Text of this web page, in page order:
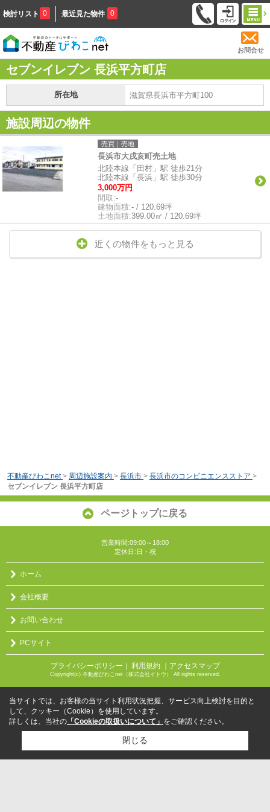
検討リスト 0 最近見た物件 0
お問合せ
セブンイレブン 長浜平方町店
所在地 滋賀県長浜市平方町100
施設周辺の物件
売買｜売地
長浜市大戌亥町売土地
北陸本線「田村」駅 徒歩21分
北陸本線「長浜」駅 徒歩30分
3,000万円
間取:-
建物面積:- / 120.69坪
土地面積:399.00㎡ / 120.69坪
近くの物件をもっと見る
不動産びわこnet > 周辺施設案内 > 長浜市 > 長浜市のコンビニエンスストア >
セブンイレブン 長浜平方町店
ページトップに戻る
営業時間:09:00～18:00
定休日:日・祝
ホーム
会社概要
お問い合わせ
PCサイト
プライバシーポリシー ｜ 利用規約 ｜アクセスマップ
Copyright(c) 不動産びわこnet（株式会社イトウ） All rights reserved.
当サイトでは、お客様の当サイト利用状況把握、サービス向上検討を目的と
して、クッキー（Cookie）を使用しています。
詳しくは、当社の 「Cookieの取扱いについて」 をご確認ください。
閉じる